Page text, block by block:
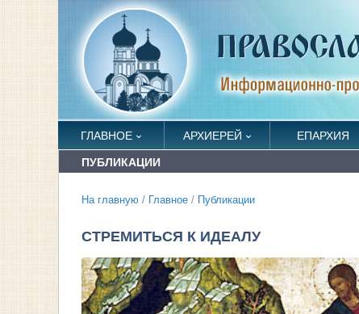
ГЛАВНОЕ АРХИЕРЕЙ ЕПАРХИЯ
ПУБЛИКАЦИИ
На главную / Главное / Публикации
СТРЕМИТЬСЯ К ИДЕАЛУ